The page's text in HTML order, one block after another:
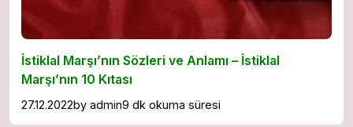
İstiklal Marşı’nın Sözleri ve Anlamı – İstiklal
Marşı’nın 10 Kıtası
27.12.2022by admin9 dk okuma süresi